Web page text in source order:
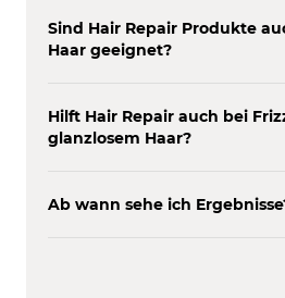
Sind Hair Repair Produkte
Haar geeignet?
Hilft Hair Repair auch bei
glanzlosem Haar?
Ab wann sehe ich